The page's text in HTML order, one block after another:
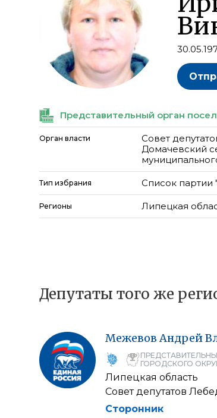
Представительный орган
Орган власти
Совет
Домачевский
Тип избрания Список партии
Регионы Липецкая
Депутаты того же
Межевов Андрей
ГОРОДСКОГО
Липецкая область
Совет депутатов
Сторонник